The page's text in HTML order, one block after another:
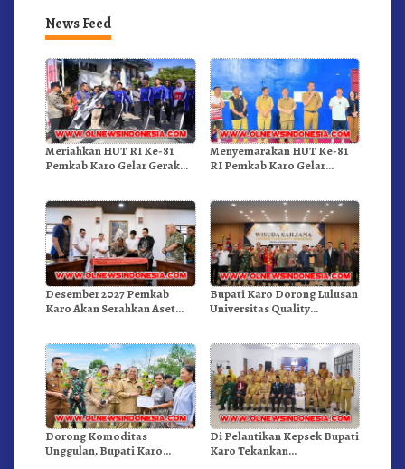
News Feed
Meriahkan HUT RI Ke-81
Pemkab Karo Gelar Gerak
Menyemarakan HUT Ke-81
RI Pemkab Karo Gelar
Desember 2027 Pemkab
Karo Akan Serahkan Aset
Bupati Karo Dorong Lulusan
Universitas Quality
Dorong Komoditas
Unggulan, Bupati Karo
Di Pelantikan Kepsek Bupati
Karo Tekankan